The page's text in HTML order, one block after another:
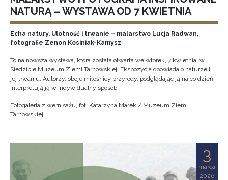
NATURĄ – WYSTAWA OD 7 KWIETNIA
Echa natury. Ulotność i trwanie – malarstwo Lucja Radwan,
fotografie Zenon Kosiniak-Kamysz
To najnowsza wystawa, która została otwarta we wtorek, 7 kwietnia, w
Siedzibie Muzeum Ziemi Tarnowskiej. Ekspozycja opowiada o naturze i
jej trwaniu. Autorzy, oboje miłośnicy przyrody, podglądając ją na co dzień,
interpretują ją w indywidualny sposób.
Fotogaleria z wernisażu, fot: Katarzyna Małek / Muzeum Ziemi
Tarnowskiej
3
marca
2026